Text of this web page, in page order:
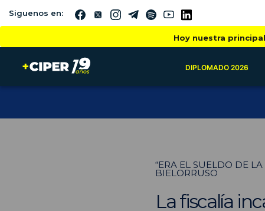
Siguenos en:
Hoy nuestra
DIPLOMADO 2026
“ERA EL SUELDO DE
BIELORRUSO
La fiscalía